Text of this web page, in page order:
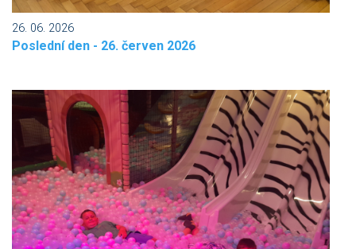
26. 06. 2026
Poslední den - 26. červen 2026